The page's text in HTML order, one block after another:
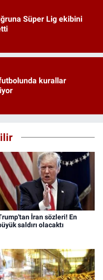
Süper Lig ekibini
kurallar
İran sözleri! En
saldırı olacaktı